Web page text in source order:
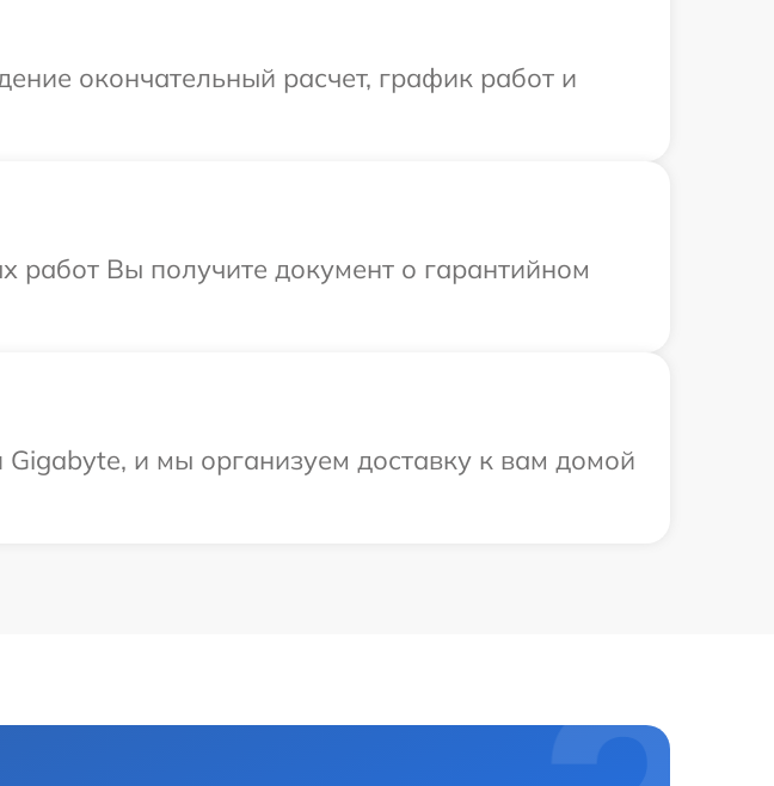
окончательный расчет, график работ и
Вы получите документ о гарантийном
и мы организуем доставку к вам домой